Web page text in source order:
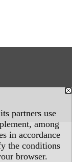
partners use
among
in accordance
the conditions
browser.